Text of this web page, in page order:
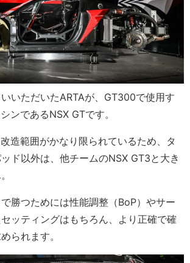
いただいたARTAが、GT300で使用す
ンであるNSX GTです。
造範囲がかなり限られているため、タ
ド以外は、他チームのNSX GT3と大き
勝つためには性能調整（BoP）やサー
ッティングはもちろん、より正確で確
られます。